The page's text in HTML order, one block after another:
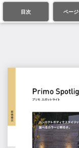
目次 ペー